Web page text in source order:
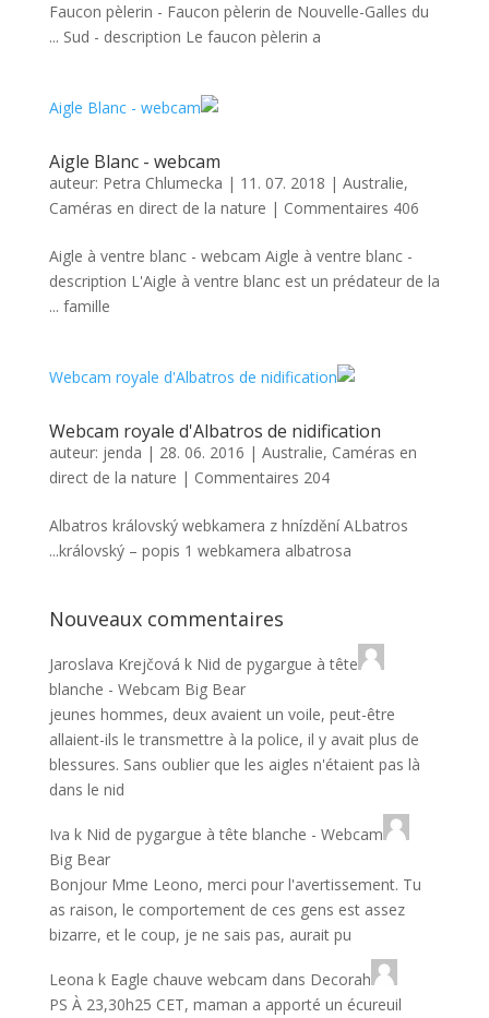
Faucon pèlerin - Faucon pèlerin de Nouvelle-Galles du
Sud - description Le faucon pèlerin a ...
Aigle Blanc - webcam
auteur: Petra Chlumecka | 11. 07. 2018 | Australie,
Caméras en direct de la nature | Commentaires 406
Aigle à ventre blanc - webcam Aigle à ventre blanc -
description L'Aigle à ventre blanc est un prédateur de la
famille ...
Webcam royale d'Albatros de nidification
auteur: jenda | 28. 06. 2016 | Australie, Caméras en
direct de la nature | Commentaires 204
Albatros královský webkamera z hnízdění ALbatros
královský – popis 1 webkamera albatrosa...
Nouveaux commentaires
Jaroslava Krejčová k Nid de pygargue à tête
blanche - Webcam Big Bear
jeunes hommes, deux avaient un voile, peut-être
allaient-ils le transmettre à la police, il y avait plus de
blessures. Sans oublier que les aigles n'étaient pas là
dans le nid
Iva k Nid de pygargue à tête blanche - Webcam
Big Bear
Bonjour Mme Leono, merci pour l'avertissement. Tu
as raison, le comportement de ces gens est assez
bizarre, et le coup, je ne sais pas, aurait pu
Leona k Eagle chauve webcam dans Decorah
PS À 23,30h25 CET, maman a apporté un écureuil